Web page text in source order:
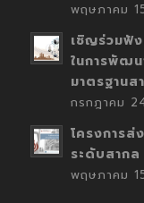
พฤษภาคม
เชิญร่วมฟัง
ในการพัฒ
มาตรฐาน
กรกฎาคม
โครงการส่
ระดับสาก
พฤษภาคม